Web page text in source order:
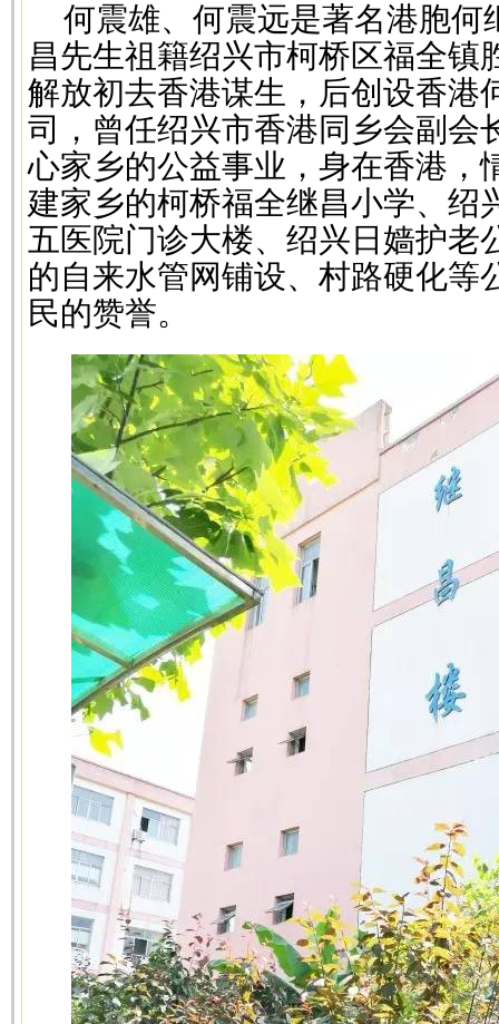
何震雄、何震远是著名港胞何
昌先生祖籍绍兴市柯桥区福全镇
解放初去香港谋生，后创设香港
司，曾任绍兴市香港同乡会副会
心家乡的公益事业，身在香港，
建家乡的柯桥福全继昌小学、绍
五医院门诊大楼、绍兴日嫱护老
的自来水管网铺设、村路硬化等
民的赞誉。